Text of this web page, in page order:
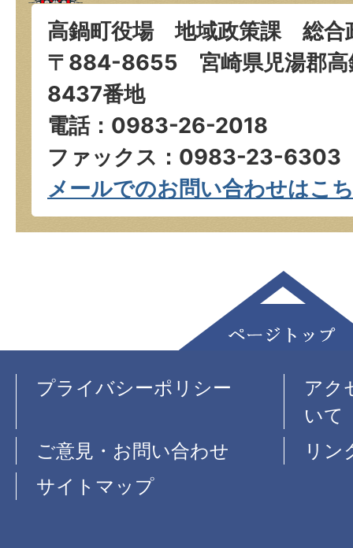
高鍋町役場 地域政策課 総合
〒884-8655 宮崎県児湯郡高
8437番地
電話：0983-26-2018
ファックス：0983-23-6303
メールでのお問い合わせはこ
プライバシーポリシー
アク
いて
ご意見・お問い合わせ
リン
サイトマップ